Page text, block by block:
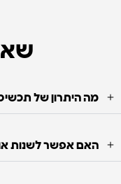
מה היתרון של
האם אפשר לשנות